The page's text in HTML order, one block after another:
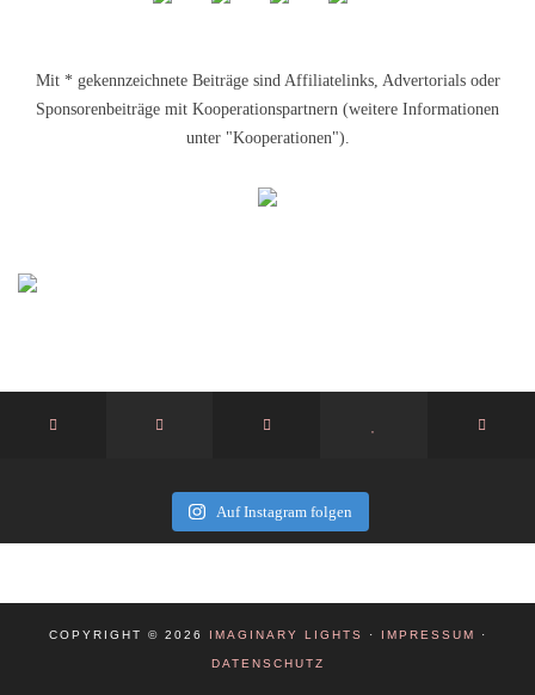
Mit * gekennzeichnete Beiträge sind Affiliatelinks, Advertorials oder
Sponsorenbeiträge mit Kooperationspartnern (weitere Informationen
unter "Kooperationen").
Auf Instagram folgen
COPYRIGHT © 2026 IMAGINARY LIGHTS · IMPRESSUM ·
DATENSCHUTZ